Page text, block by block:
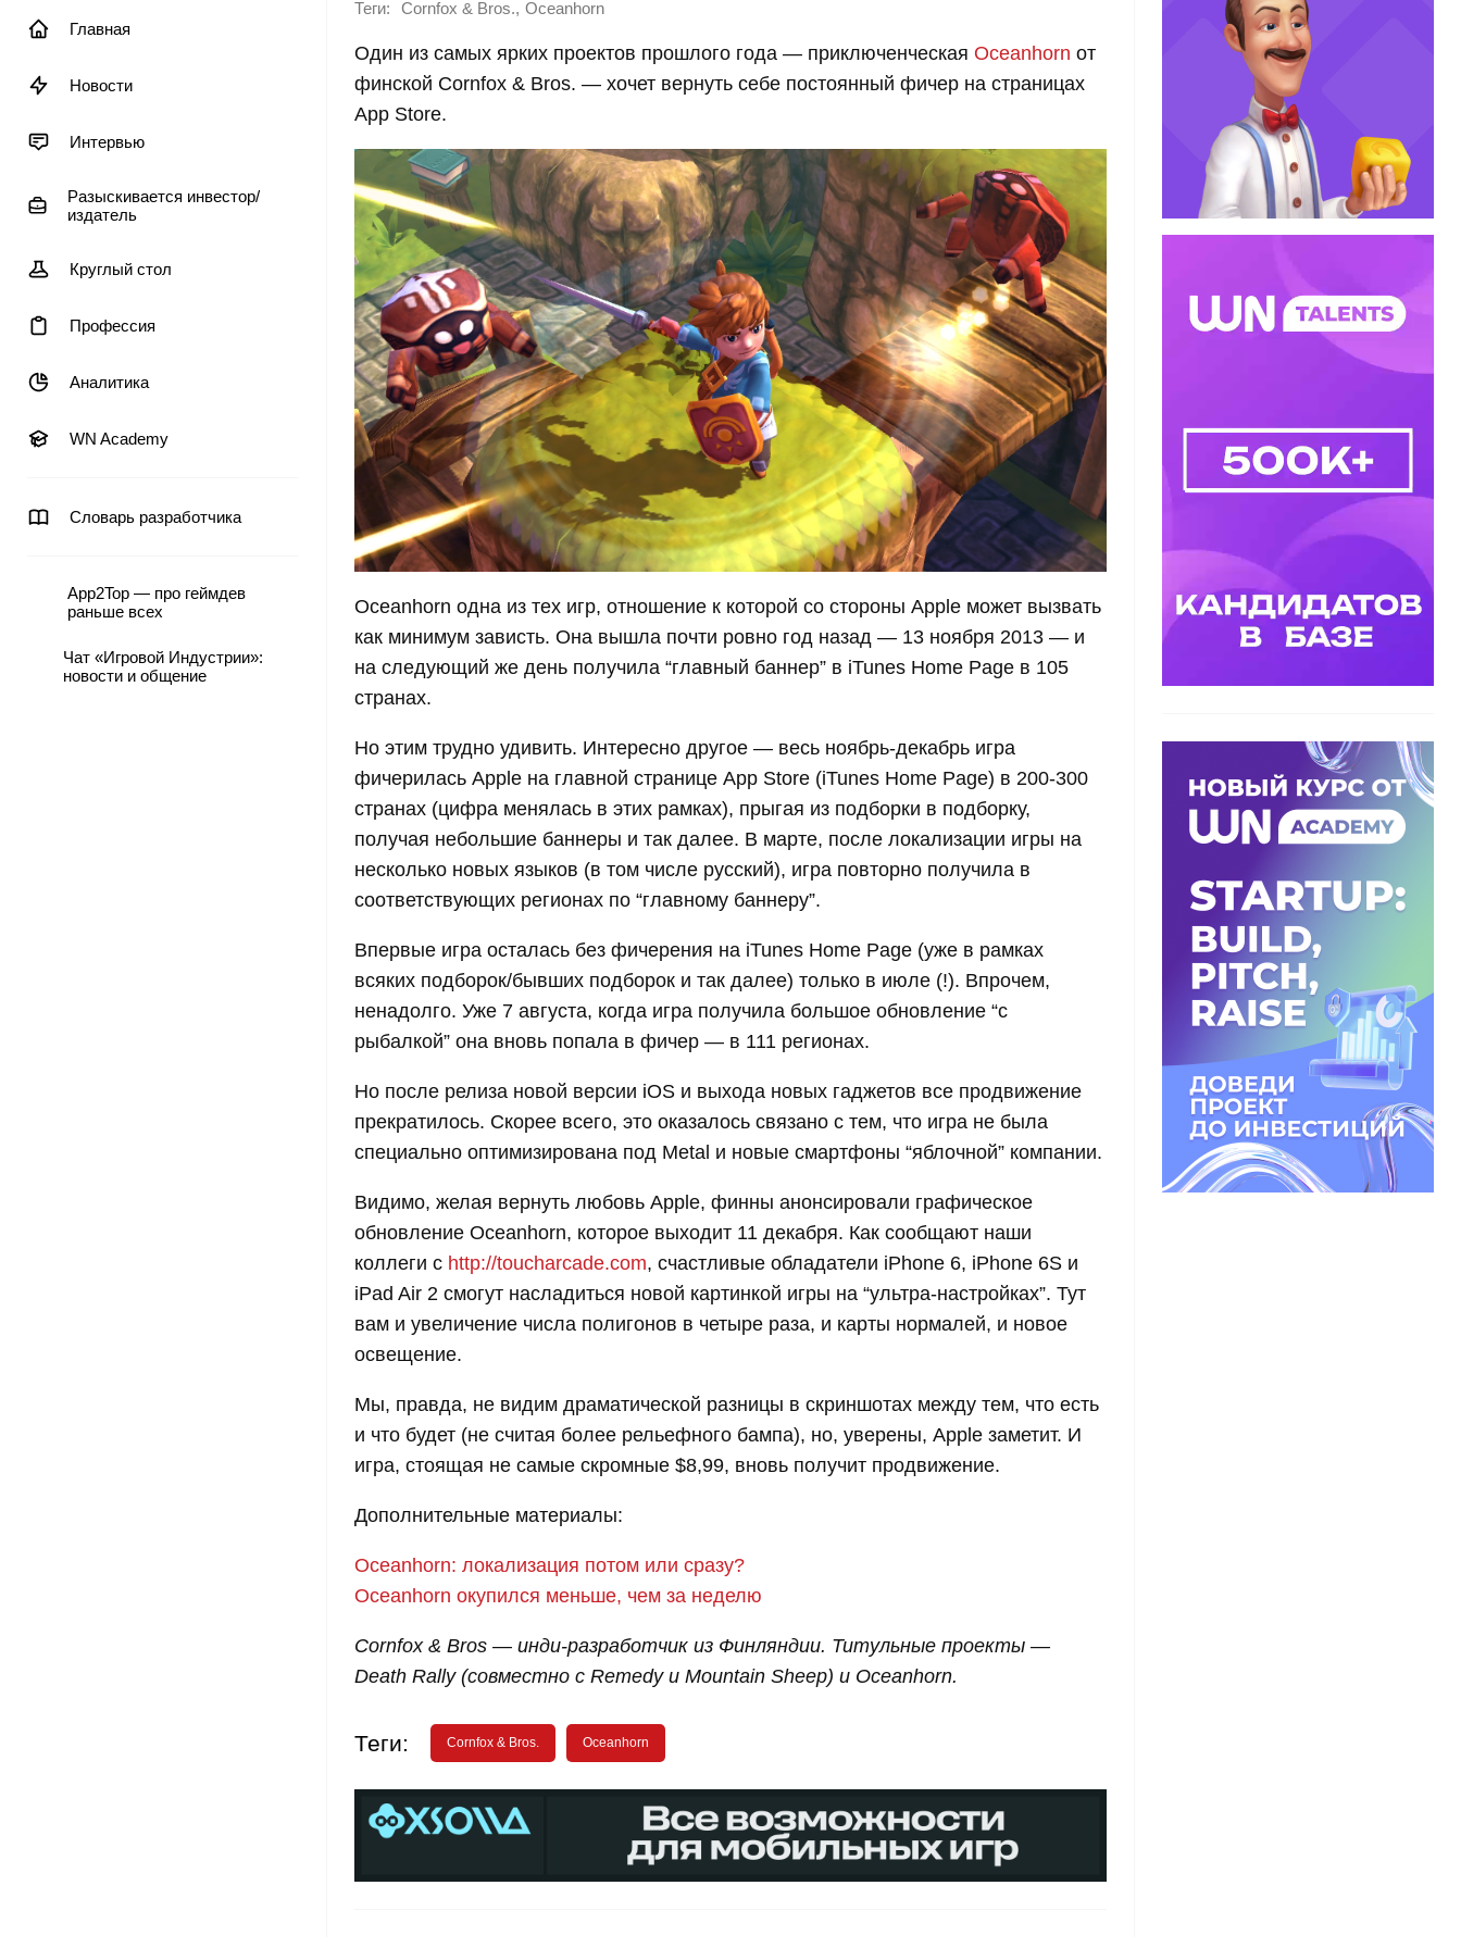
Главная
Новости
Интервью
Разыскивается инвестор/
издатель
Круглый стол
Профессия
Аналитика
WN Academy
Словарь разработчика
App2Top — про геймдев
раньше всех
Чат «Игровой Индустрии»:
новости и общение
Теги: Cornfox & Bros., Oceanhorn
Один из самых ярких проектов прошлого года — приключенческая Oceanhorn от
финской Cornfox & Bros. — хочет вернуть себе постоянный фичер на страницах
App Store.
Oceanhorn одна из тех игр, отношение к которой со стороны Apple может вызвать
как минимум зависть. Она вышла почти ровно год назад — 13 ноября 2013 — и
на следующий же день получила “главный баннер” в iTunes Home Page в 105
странах.
Но этим трудно удивить. Интересно другое — весь ноябрь-декабрь игра
фичерилась Apple на главной странице App Store (iTunes Home Page) в 200-300
странах (цифра менялась в этих рамках), прыгая из подборки в подборку,
получая небольшие баннеры и так далее. В марте, после локализации игры на
несколько новых языков (в том числе русский), игра повторно получила в
соответствующих регионах по “главному баннеру”.
Впервые игра осталась без фичерения на iTunes Home Page (уже в рамках
всяких подборок/бывших подборок и так далее) только в июле (!). Впрочем,
ненадолго. Уже 7 августа, когда игра получила большое обновление “с
рыбалкой” она вновь попала в фичер — в 111 регионах.
Но после релиза новой версии iOS и выхода новых гаджетов все продвижение
прекратилось. Скорее всего, это оказалось связано с тем, что игра не была
специально оптимизирована под Metal и новые смартфоны “яблочной” компании.
Видимо, желая вернуть любовь Apple, финны анонсировали графическое
обновление Oceanhorn, которое выходит 11 декабря. Как сообщают наши
коллеги с http://toucharcade.com, счастливые обладатели iPhone 6, iPhone 6S и
iPad Air 2 смогут насладиться новой картинкой игры на “ультра-настройках”. Тут
вам и увеличение числа полигонов в четыре раза, и карты нормалей, и новое
освещение.
Мы, правда, не видим драматической разницы в скриншотах между тем, что есть
и что будет (не считая более рельефного бампа), но, уверены, Apple заметит. И
игра, стоящая не самые скромные $8,99, вновь получит продвижение.
Дополнительные материалы:
Oceanhorn: локализация потом или сразу?
Oceanhorn окупился меньше, чем за неделю
Cornfox & Bros — инди-разработчик из Финляндии. Титульные проекты —
Death Rally (совместно с Remedy и Mountain Sheep) и Oceanhorn.
Теги: Cornfox & Bros. Oceanhorn